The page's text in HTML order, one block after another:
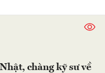
chàng kỹ sư về